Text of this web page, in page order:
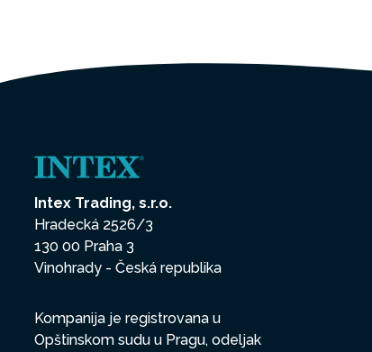
Intex Trading, s.r.o.
Hradecká 2526/3
130 00 Praha 3
Vinohrady - Česká republika
Kompanija je registrovana u
Opštinskom sudu u Pragu, odeljak